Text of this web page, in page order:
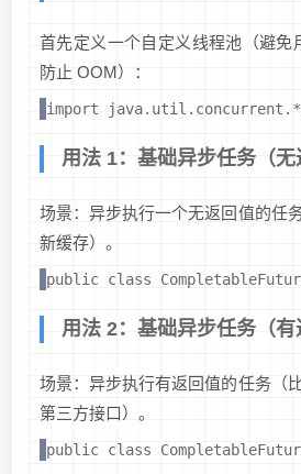
首先定义一个自定义线程池（避免
防止 OOM）：
import
用法 1：基础异步任务（无
场景：异步执行一个无返回值的任
新缓存）。
public class
用法 2：基础异步任务（有
场景：异步执行有返回值的任务（
第三方接口）。
public class